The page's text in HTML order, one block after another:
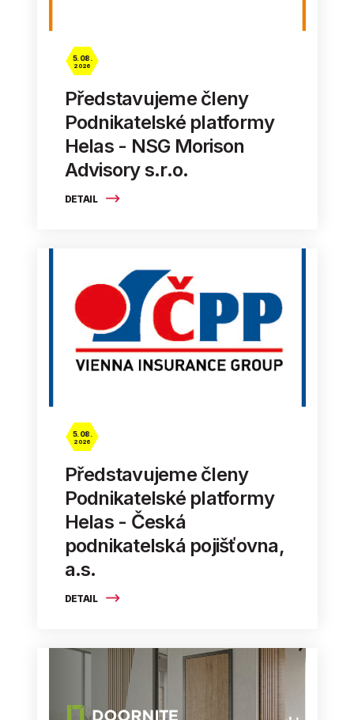
DETAIL
5. 08.
2026
Představujeme členy
Podnikatelské platformy
Helas - NSG Morison
Advisory s.r.o.
DETAIL
5. 08.
2026
Představujeme členy
Podnikatelské platformy
Helas - Česká
podnikatelská pojišťovna,
a.s.